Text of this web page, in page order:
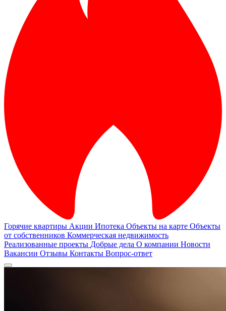
Горячие квартиры Акции Ипотека Объекты на карте Объекты
от собственников Коммерческая недвижимость
Реализованные проекты Добрые дела О компании Новости
Вакансии Отзывы Контакты Вопрос-ответ